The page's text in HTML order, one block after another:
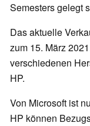
Semesters gelegt
Das aktuelle
zum 15. März
verschiedenen
HP.
Von Microsoft ist
HP können